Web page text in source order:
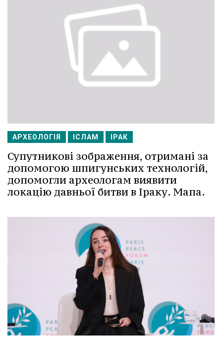
АРХЕОЛОГІЯ ІСЛАМ ІРАК
Супутникові зображення, отримані за
допомогою шпигунських технологій,
допомогли археологам виявити
локацію давньої битви в Іраку. Мапа.